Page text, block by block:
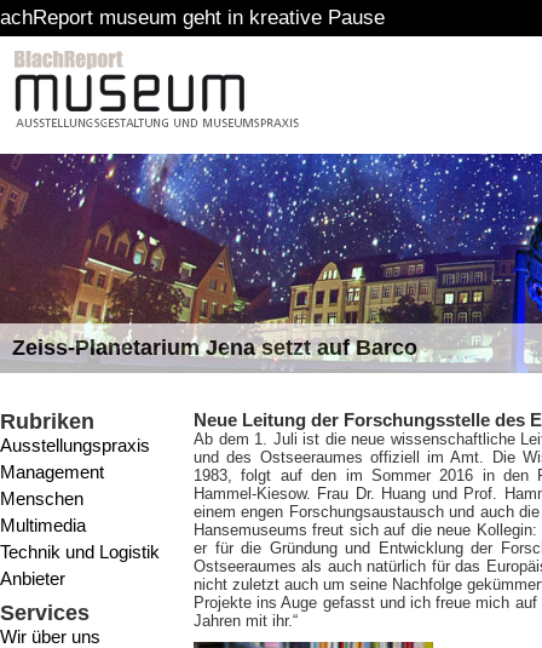
geht in kreative Pause
Zeiss-Planetarium Jena setzt auf Barco
Rubriken
Ausstellungspraxis
Management
Menschen
Multimedia
Technik und Logistik
Anbieter
Services
Wir über uns
Neue Leitung der Forschungsstelle des
Ab dem 1. Juli ist die neue wissenschaftliche
und des Ostseeraumes offiziell im Amt. Die
1983, folgt auf den im Sommer 2016 in den
Hammel-Kiesow. Frau Dr. Huang und Prof.
einem engen Forschungsaustausch und auch
Hansemuseums freut sich auf die neue
er für die Gründung und Entwicklung der
Ostseeraumes als auch natürlich für das
nicht zuletzt auch um seine Nachfolge
Projekte ins Auge gefasst und ich freue mich
Jahren mit ihr.“